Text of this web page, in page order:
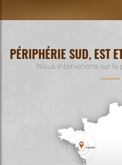
PÉRIPHÉRIE SUD, EST
Nous intervenons sur